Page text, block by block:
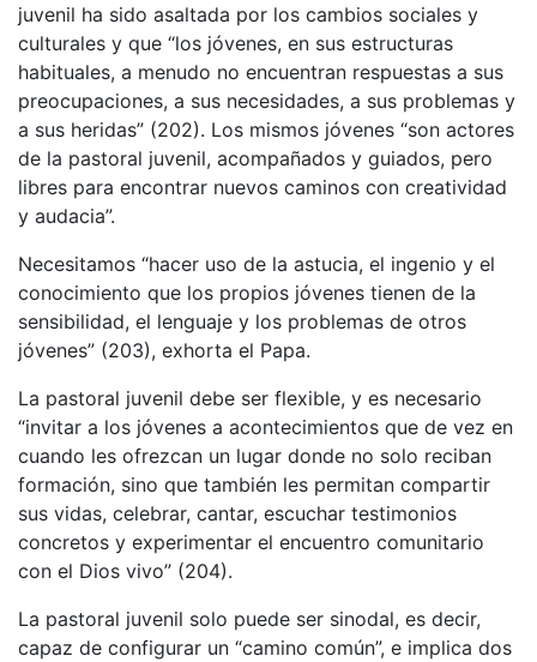
juvenil ha sido asaltada por los cambios sociales y
culturales y que “los jóvenes, en sus estructuras
habituales, a menudo no encuentran respuestas a sus
preocupaciones, a sus necesidades, a sus problemas y
a sus heridas” (202). Los mismos jóvenes “son actores
de la pastoral juvenil, acompañados y guiados, pero
libres para encontrar nuevos caminos con creatividad
y audacia”.
Necesitamos “hacer uso de la astucia, el ingenio y el
conocimiento que los propios jóvenes tienen de la
sensibilidad, el lenguaje y los problemas de otros
jóvenes” (203), exhorta el Papa.
La pastoral juvenil debe ser flexible, y es necesario
“invitar a los jóvenes a acontecimientos que de vez en
cuando les ofrezcan un lugar donde no solo reciban
formación, sino que también les permitan compartir
sus vidas, celebrar, cantar, escuchar testimonios
concretos y experimentar el encuentro comunitario
con el Dios vivo” (204).
La pastoral juvenil solo puede ser sinodal, es decir,
capaz de configurar un “camino común”, e implica dos